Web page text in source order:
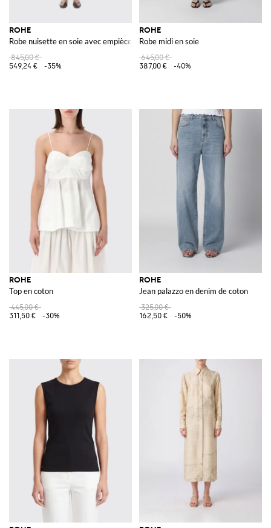
ROHE
Robe nuisette en soie avec empiècements en dentelle
845,00 €
549,24 €
-35%
ROHE
Robe midi en soie
645,00 €
387,00 €
-40%
ROHE
Top en coton
445,00 €
311,50 €
-30%
ROHE
Jean palazzo en denim de coton
325,00 €
162,50 €
-50%